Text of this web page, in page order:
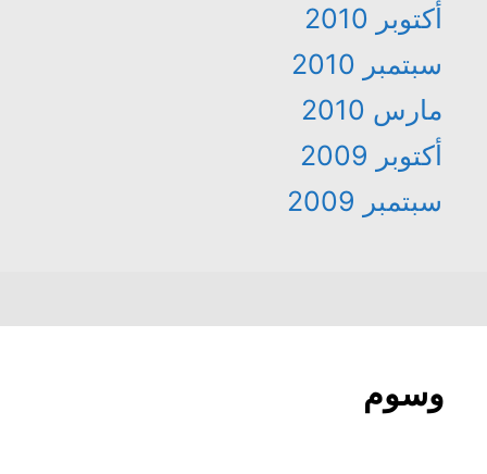
أكتوبر 2010
سبتمبر 2010
مارس 2010
أكتوبر 2009
سبتمبر 2009
وسوم